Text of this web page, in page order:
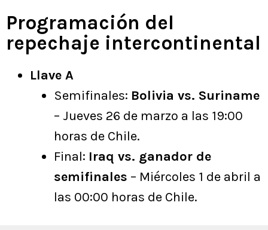
Programación del
repechaje intercontinental
Llave A
Semifinales: Bolivia vs. Suriname
– Jueves 26 de marzo a las 19:00
horas de Chile.
Final: Iraq vs. ganador de
semifinales – Miércoles 1 de abril a
las 00:00 horas de Chile.